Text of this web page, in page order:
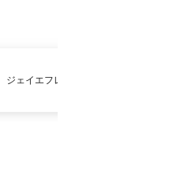
ジェイエフレディメイド